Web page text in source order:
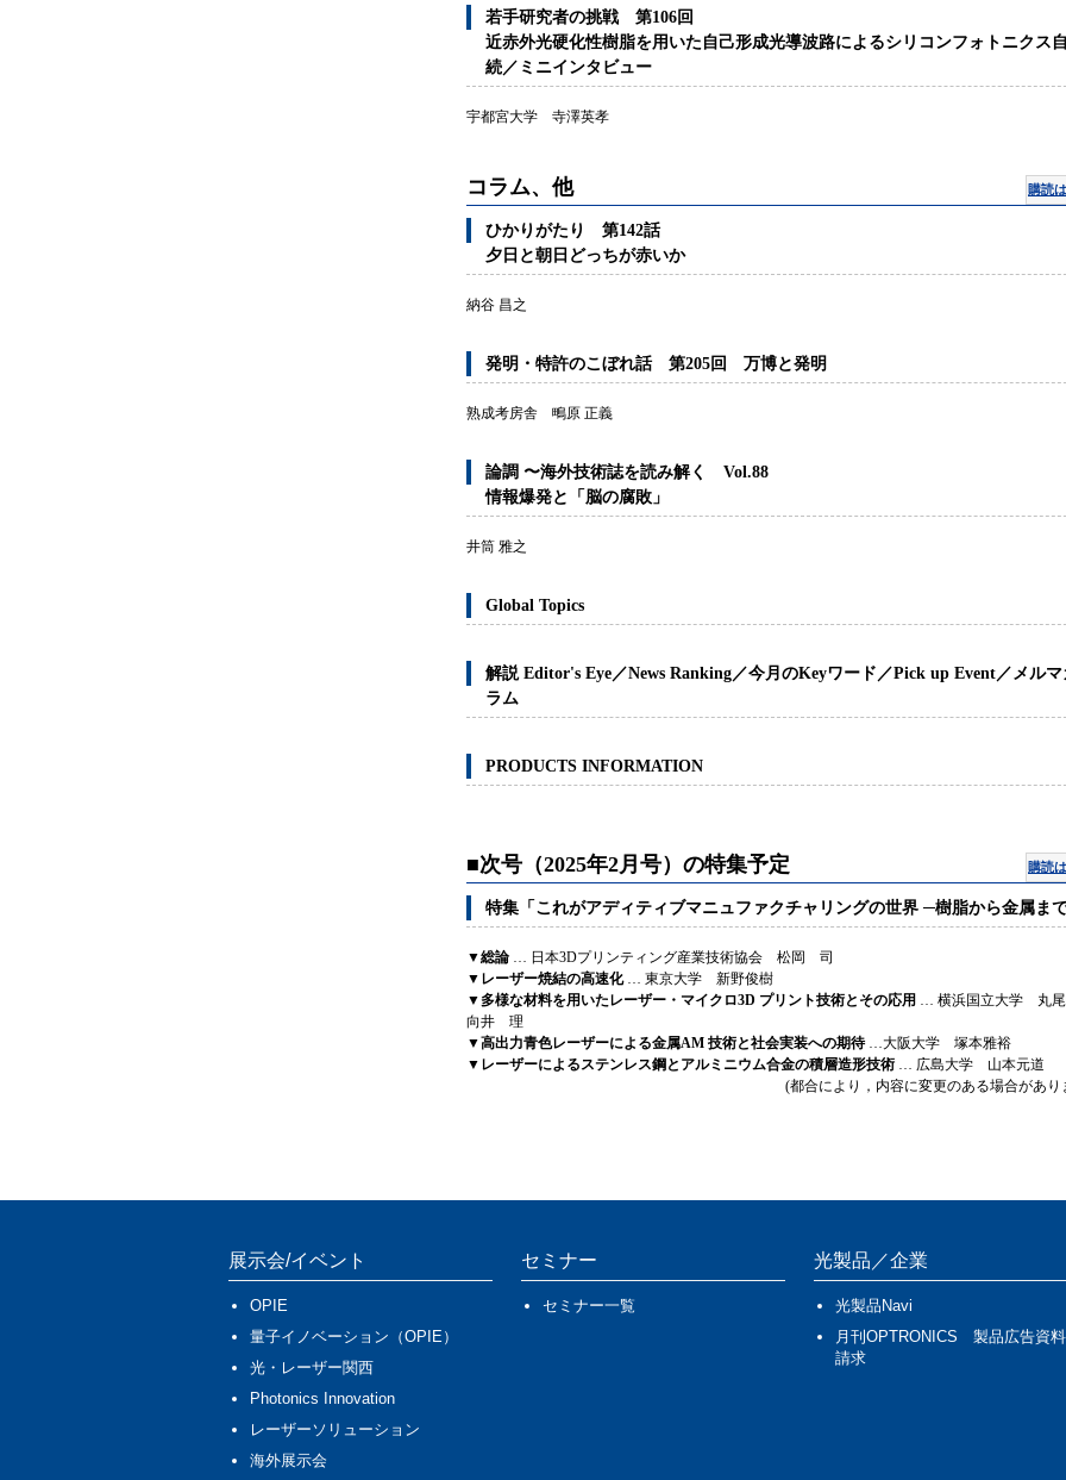
若手研究者の挑戦 第106回
近赤外光硬化性樹脂を用いた自己形成光導波路によるシリコンフォトニクス
続／ミニインタビュー
宇都宮大学 寺澤英孝
コラム、他 購読
ひかりがたり 第142話
夕日と朝日どっちが赤いか
納谷 昌之
発明・特許のこぼれ話 第205回 万博と発明
熟成考房舎 鴫原 正義
論調 〜海外技術誌を読み解く Vol.88
情報爆発と「脳の腐敗」
井筒 雅之
Global Topics
解説 Editor's Eye／News Ranking／今月のKeyワード／Pick up Event／メルマ
ラム
PRODUCTS INFORMATION
■次号（2025年2月号）の特集予定 購読
特集「これがアディティブマニュファクチャリングの世界 ─樹脂から金属まで
▼総論 … 日本3Dプリンティング産業技術協会 松岡 司
▼レーザー焼結の高速化… 東京大学 新野俊樹
▼多様な材料を用いたレーザー・マイクロ3D プリント技術とその応用 … 横浜国立大学 丸尾
向井 理
▼高出力青色レーザーによる金属AM 技術と社会実装への期待…大阪大学 塚本雅裕
▼レーザーによるステンレス鋼とアルミニウム合金の積層造形技術 … 広島大学 山本元道
(都合により，内容に変更のある場合があり
展示会/イベント
OPIE
量子イノベーション（OPIE）
光・レーザー関西
Photonics Innovation
レーザーソリューション
海外展示会
セミナー
セミナー一覧
光製品／企業
光製品Navi
月刊OPTRONICS 製品広告資料
請求